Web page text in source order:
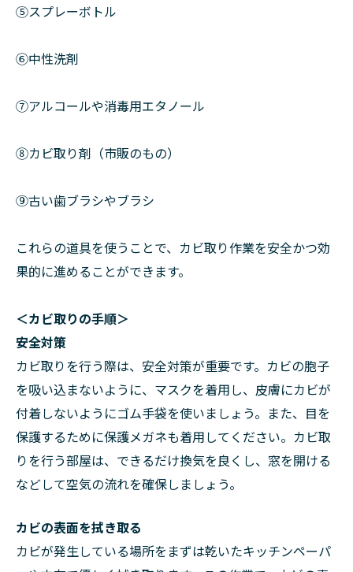
⑤スプレーボトル
⑥中性洗剤
⑦アルコールや消毒用エタノール
⑧カビ取り剤（市販のもの）
⑨古い歯ブラシやブラシ
これらの道具を使うことで、カビ取り作業を安全かつ効
果的に進めることができます。
＜カビ取りの手順＞
安全対策
カビ取りを行う際は、安全対策が重要です。カビの胞子
を吸い込まないように、マスクを着用し、皮膚にカビが
付着しないようにゴム手袋を使いましょう。また、目を
保護するために保護メガネも着用してください。カビ取
りを行う部屋は、できるだけ換気を良くし、窓を開ける
などして空気の流れを確保しましょう。
カビの表面を拭き取る
カビが発生している場所をまずは乾いたキッチンペーパ